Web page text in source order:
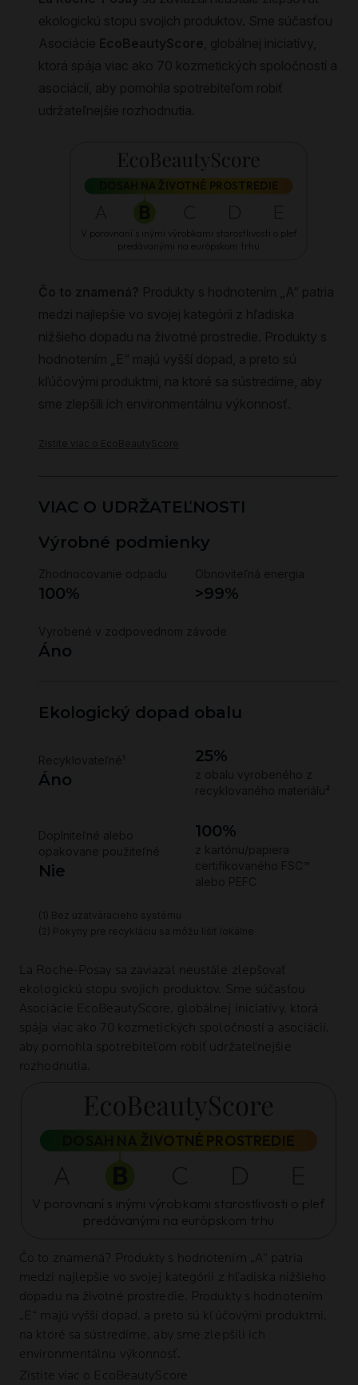
La Roche-Posay sa zaviazal neustále zlepšovať
ekologickú stopu svojich produktov. Sme súčasťou
Asociácie EcoBeautyScore
, globálnej iniciatívy, ktorá
spája viac ako 70 kozmetických spoločností a asociácií,
aby pomohla spotrebiteľom robiť udržateľnejšie
rozhodnutia.
DOSAH NA ŽIVOTNÉ PROSTREDIE
V porovnaní s inými výrobkami starostlivosti o pleť
predávanými na európskom trhu
Čo to znamená? Produkty s hodnotením „A“ patria
medzi najlepšie vo svojej kategórii z hľadiska nižšieho
dopadu na životné prostredie. Produkty s hodnotením
„E“ majú vyšší dopad, a preto sú kľúčovými produktmi,
na ktoré sa sústredíme, aby sme zlepšili ich
environmentálnu výkonnosť.
Zistite viac o EcoBeautyScore